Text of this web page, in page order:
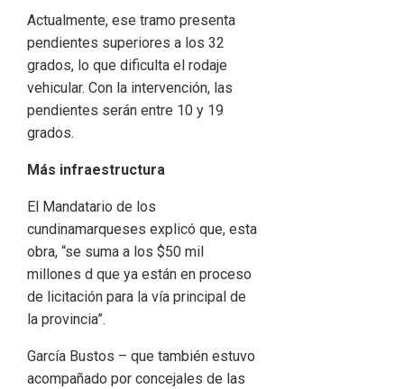
Actualmente, ese tramo presenta
pendientes superiores a los 32
grados, lo que dificulta el rodaje
vehicular. Con la intervención, las
pendientes serán entre 10 y 19
grados.
Más infraestructura
El Mandatario de los
cundinamarqueses explicó que, esta
obra, “se suma a los $50 mil
millones d que ya están en proceso
de licitación para la vía principal de
la provincia”.
García Bustos – que también estuvo
acompañado por concejales de las